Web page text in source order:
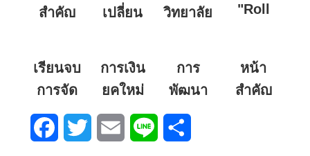
สำคัญ
วิชาชีพ
เปลี่ยน
(Default
Font)
ใน
Microsoft
Word
วิทยาลัย
"Roll
ติดตั้ง
อัปเดต
เรียนจบ
การจัด
การโลจิ
สติกส์
การเงิน
ยุคใหม่
จากเงิน
สดสู่คริ
การ
พัฒนา
โซ่
อุปทาน
หน้า
สำคัญ
Facebook
Twitter Email Line